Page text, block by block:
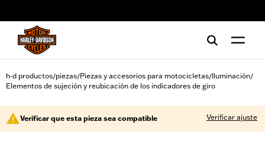
h-d productos/piezas/Piezas y accesorios para motocicletas/Iluminación/
Elementos de sujeción y reubicación de los indicadores de giro
Verificar que esta pieza sea compatible Verificar ajuste